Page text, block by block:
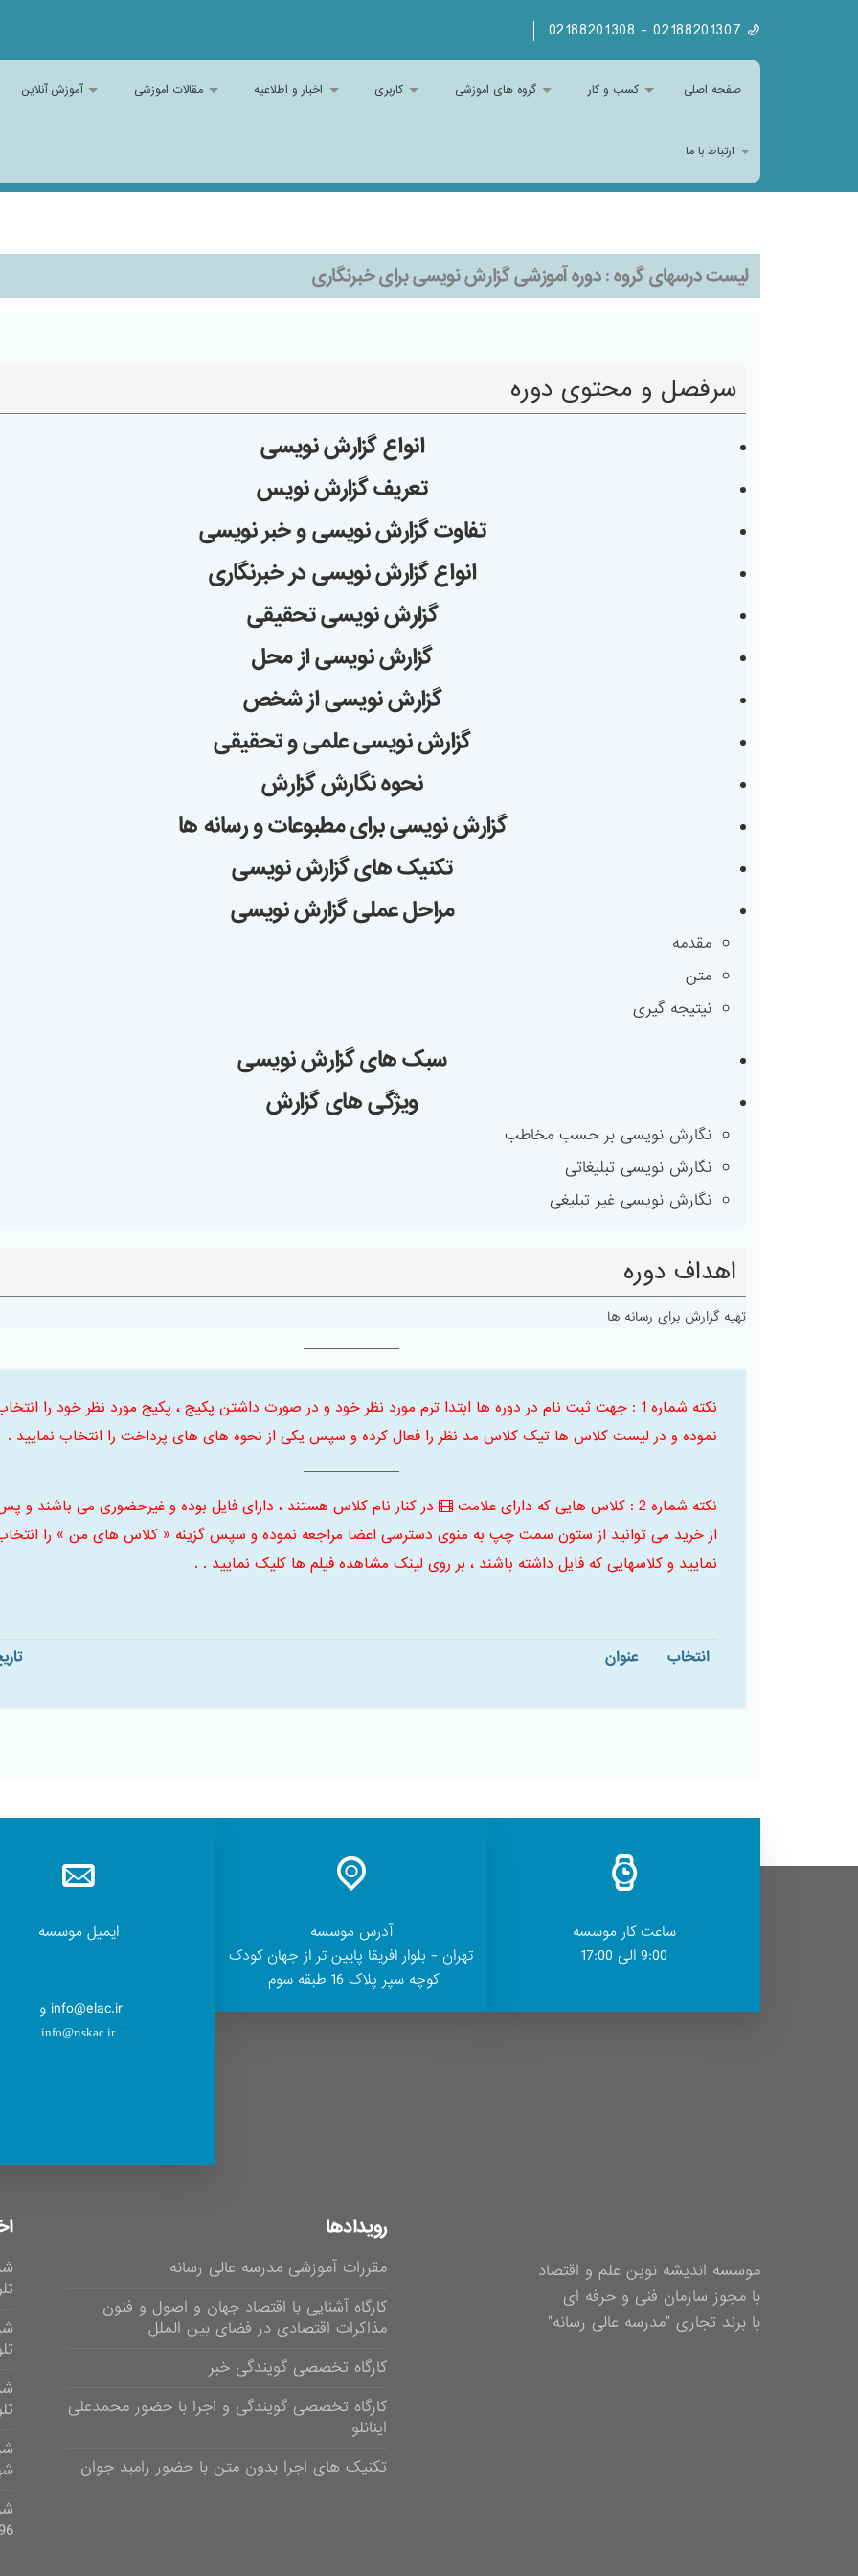
صفحه اصلی کسب و کار گروه های اموزشی کاربری اخبار و اطلاعیه مقالات اموزشی آموزش آنلاین
ارتباط با ما
لیست درسهای گروه :دوره آموزشی گزارش نویسی برای خبرنگاری
سرفصل و محتوی دوره
انواع گزارش نویسی
تعریف گزارش نویس
تفاوت گزارش نویسی و خبر نویسی
انواع گزارش نویسی در خبرنگاری
گزارش نویسی تحقیقی
گزارش نویسی از محل
گزارش نویسی از شخص
گزارش نویسی علمی و تحقیقی
نحوه نگارش گزارش
گزارش نویسی برای مطبوعات و رسانه ها
تکنیک های گزارش نویسی
مراحل عملی گزارش نویسی
مقدمه
متن
نیتیجه گیری
سبک های گزارش نویسی
ویژگی های گزارش
نگارش نویسی بر حسب مخاطب
نگارش نویسی تبلیغاتی
نگارش نویسی غیر تبلیغی
اهداف دوره
تهیه گزارش برای رسانه ها
نکته شماره 1 : جهت ثبت نام در دوره ها ابتدا ترم مورد نظر خود و در صورت داشتن پکیج ، پکیج مورد نظر خود را
نموده و در لیست کلاس ها تیک کلاس مد نظر را فعال کرده و سپس یکی از نحوه های های پرداخت را انتخاب نمایید .
نکته شماره 2 : کلاس هایی که دارای علامت
در کنار نام کلاس هستند ، دارای فایل بوده و غیرحضوری می باشند و
از خرید می توانید از ستون سمت چپ به منوی دسترسی اعضا مراجعه نموده و سپس گزینه « کلاس های من » را
نمایید و کلاسهایی که فایل داشته باشند ، بر روی لینک مشاهده فیلم ها کلیک نمایید . .
انتخاب عنوان
ساعت کار موسسه
9:00 الی 17:00
آدرس موسسه
تهران - بلوار افریقا پایین تر از جهان کودک
کوچه سپر پلاک 16 طبقه سوم
ایمیل موسسه
info@elac.ir و
info@riskac.ir
موسسه اندیشه نوین علم و اقتصاد
با مجوز سازمان فنی و حرفه ای
با برند تجاری "مدرسه عالی رسانه"
رویدادها
مقررات آموزشی مدرسه عالی رسانه
کارگاه آشنایی با اقتصاد جهان و اصول و فنون
مذاکرات اقتصادی در فضای بین الملل
کارگاه تخصصی گویندگی خبر
کارگاه تخصصی گویندگی و اجرا با حضور محمدعلی
اینانلو
تکنیک های اجرا بدون متن با حضور رامبد جوان